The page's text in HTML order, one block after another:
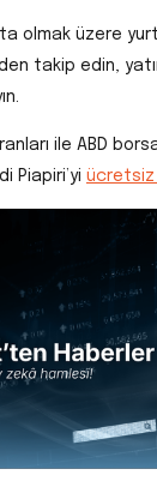
olmak üzere
takip edin,
ile ABD
Piapiri’yi ücretsiz